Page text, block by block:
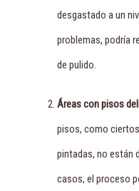
desgastado a un
problemas, podría
de pulido.
Áreas con pisos
pisos, como
pintadas, no están
casos, el proceso